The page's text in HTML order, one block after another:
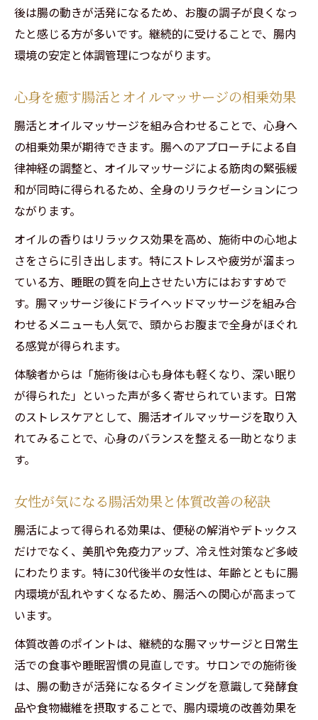
後は腸の動きが活発になるため、お腹の調子が良くなっ
たと感じる方が多いです。継続的に受けることで、腸内
環境の安定と体調管理につながります。
心身を癒す腸活とオイルマッサージの相乗効果
腸活とオイルマッサージを組み合わせることで、心身へ
の相乗効果が期待できます。腸へのアプローチによる自
律神経の調整と、オイルマッサージによる筋肉の緊張緩
和が同時に得られるため、全身のリラクゼーションにつ
ながります。
オイルの香りはリラックス効果を高め、施術中の心地よ
さをさらに引き出します。特にストレスや疲労が溜まっ
ている方、睡眠の質を向上させたい方にはおすすめで
す。腸マッサージ後にドライヘッドマッサージを組み合
わせるメニューも人気で、頭からお腹まで全身がほぐれ
る感覚が得られます。
体験者からは「施術後は心も身体も軽くなり、深い眠り
が得られた」といった声が多く寄せられています。日常
のストレスケアとして、腸活オイルマッサージを取り入
れてみることで、心身のバランスを整える一助となりま
す。
女性が気になる腸活効果と体質改善の秘訣
腸活によって得られる効果は、便秘の解消やデトックス
だけでなく、美肌や免疫力アップ、冷え性対策など多岐
にわたります。特に30代後半の女性は、年齢とともに腸
内環境が乱れやすくなるため、腸活への関心が高まって
います。
体質改善のポイントは、継続的な腸マッサージと日常生
活での食事や睡眠習慣の見直しです。サロンでの施術後
は、腸の動きが活発になるタイミングを意識して発酵食
品や食物繊維を摂取することで、腸内環境の改善効果を